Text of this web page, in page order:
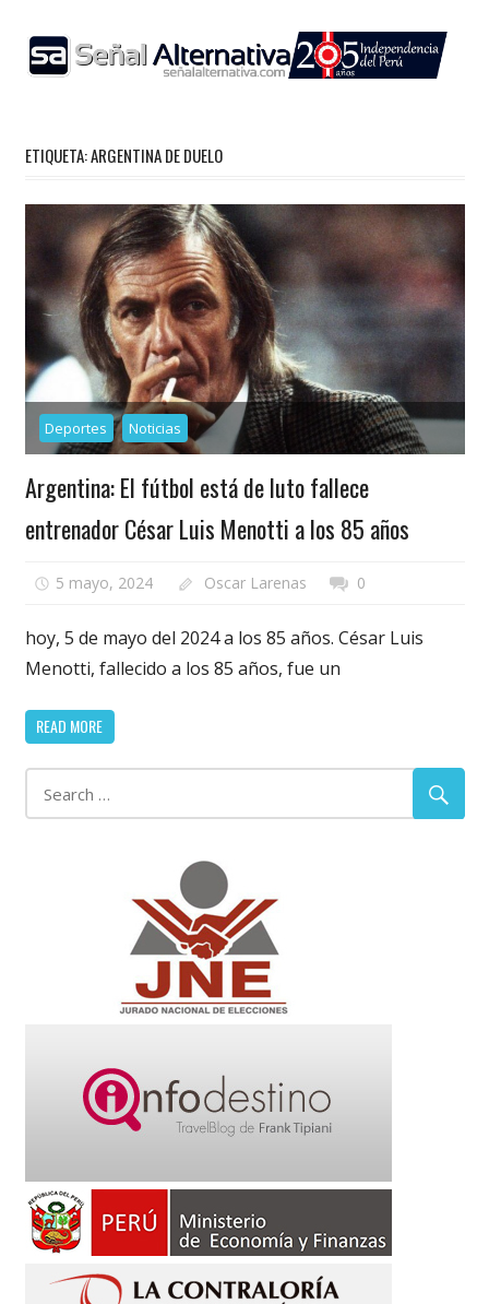
content
ETIQUETA:ARGENTINA DE DUELO
Deportes Noticias
Argentina: El fútbol está de luto fallece
entrenador César Luis Menotti a los 85 años
5 mayo, 2024 Oscar Larenas 0
hoy, 5 de mayo del 2024 a los 85 años. César Luis
Menotti, fallecido a los 85 años, fue un
READ MORE